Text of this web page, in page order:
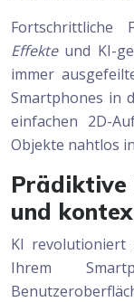
Fortschrittliche
Effekteund KI-
immer
Smartphones in
einfachen 2D-
Objekte nahtlos
Prädiktive
und
KI revolutioniert
Ihrem